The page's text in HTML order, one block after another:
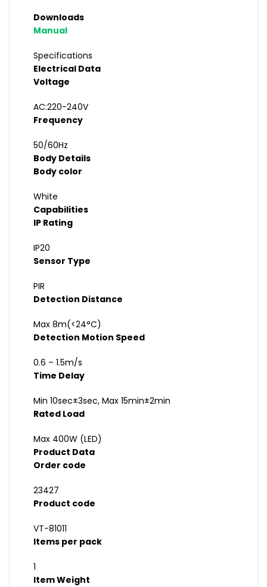
Downloads
Manual
Specifications
Electrical Data
Voltage
AC:220-240V
Frequency
50/60Hz
Body Details
Body color
White
Capabilities
IP Rating
IP20
Sensor Type
PIR
Detection Distance
Max 8m(<24°C)
Detection Motion Speed
0.6 – 1.5m/s
Time Delay
Min 10sec±3sec, Max 15min±2min
Rated Load
Max 400W (LED)
Product Data
Order code
23427
Product code
VT-81011
Items per pack
1
Item Weight